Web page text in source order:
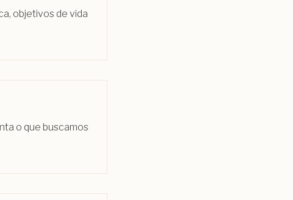
objetivos de vida
o que buscamos